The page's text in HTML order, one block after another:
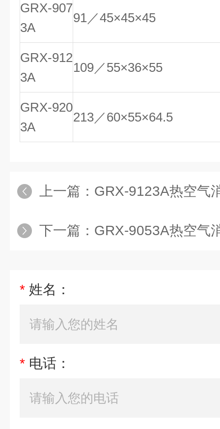
GRX-907
3A
91／45×45×45
GRX-912
3A
109／55×36×55
GRX-920
3A
213／60×55×64.5
上一篇： GRX-9123A热空气消毒箱
下一篇： GRX-9053A热空气消毒箱
* 姓名：
* 电话：